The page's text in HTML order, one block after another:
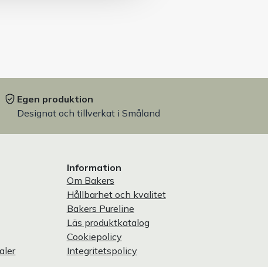
Egen produktion
Designat och tillverkat i Småland
Information
Om Bakers
Hållbarhet och kvalitet
Bakers Pureline
Läs produktkatalog
Cookiepolicy
Integritetspolicy